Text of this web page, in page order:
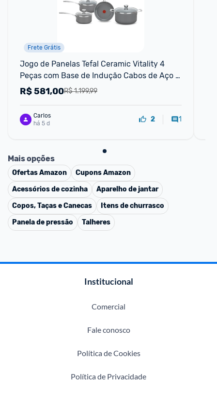
Frete Grátis
Jogo de Panelas Tefal Ceramic Vitality 4
Peças com Base de Indução Cabos de Aço
Inox Revestimento Cerâmico e Tecn
R$ 1.199,99
R$581,00
Carlos
há 5 d
2 1
Mais opções
OfertasAmazon CuponsAmazon
Acessórios de cozinha
Aparelho de jantar
Copos, Taças e Canecas
Itens de churrasco
Panela de pressão
Talheres
Institucional
Comercial
Fale conosco
Política de Cookies
Política de Privacidade